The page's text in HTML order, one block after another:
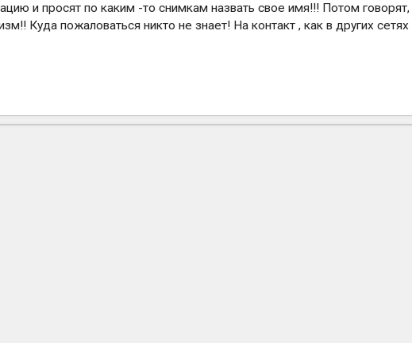
и просят по каким -то снимкам назвать свое имя!!! Потом говорят,
Куда пожаловаться никто не знает! На контакт , как в других сетях